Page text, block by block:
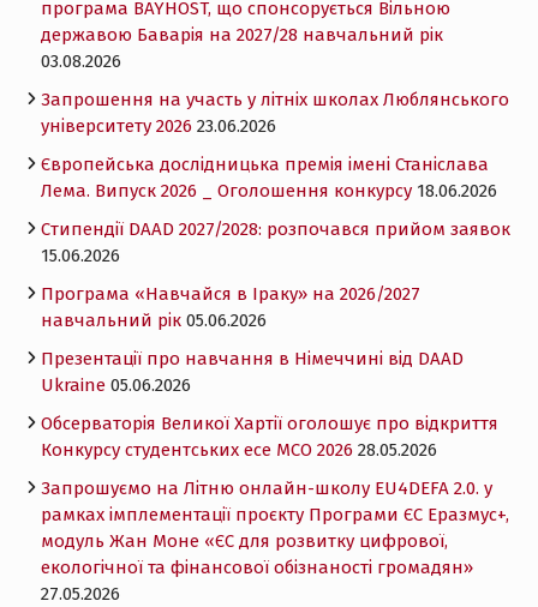
програма BAYHOST, що спонсорується Вільною
державою Баварія на 2027/28 навчальний рік
03.08.2026
Запрошення на участь у літніх школах Люблянського
університету 2026 23.06.2026
Європейська дослідницька премія імені Станіслава
Лема. Випуск 2026 _ Оголошення конкурсу 18.06.2026
Cтипендії DAAD 2027/2028: розпочався прийом заявок
15.06.2026
Програма «Навчайся в Іраку» на 2026/2027
навчальний рік 05.06.2026
Презентації про навчання в Німеччині від DAAD
Ukraine 05.06.2026
Обсерваторія Великої Хартії оголошує про відкриття
Конкурсу студентських есе MCO 2026 28.05.2026
Запрошуємо на Літню онлайн-школу EU4DEFA 2.0. у
рамках імплементації проєкту Програми ЄС Еразмус+,
модуль Жан Моне «ЄС для розвитку цифрової,
екологічної та фінансової обізнаності громадян»
27.05.2026